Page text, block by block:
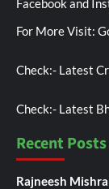
Facebook and
For More Visit:
Check:- Latest
Check:- Latest
Recent Posts
Rajneesh Mishra